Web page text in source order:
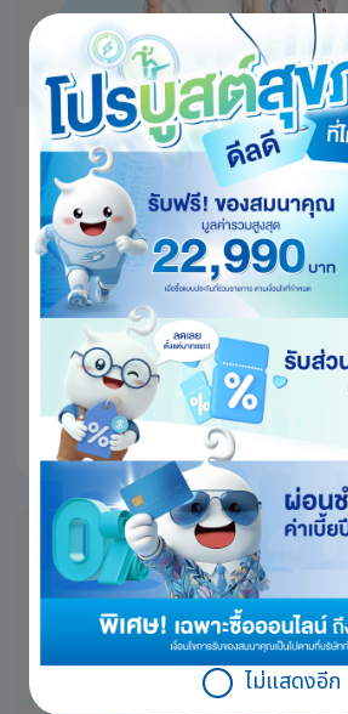
บีแอลเอ สมาร์ทรีเทิร์น 15/10
สร้างเงินออมหลักแสน ด้วยเบี้ยเริ่มต้นหลั
รับเงินคืนทุกปี ปีละ 2% ครบกำหนดสัญญารับ
ประกันภัย
อายุที่รับประกันภัย 20 - 65 ปี
เบี้ยฯ รายเดือนเริ่ม 1,000 บาท / รายปี
ชำระเบี้ยฯ 10 ปี คุ้มครองชีวิตนาน 15 ปี
ดูรายละเอียด
ไม่แสดงอีก